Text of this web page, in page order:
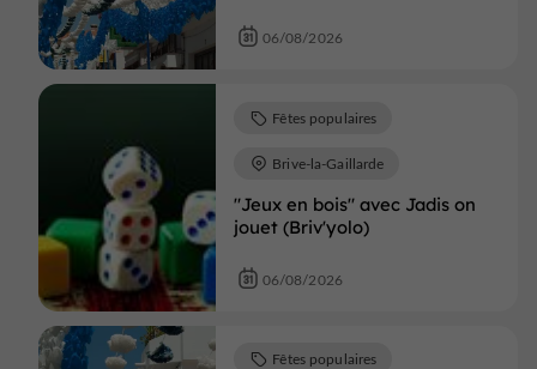
06/08/2026
"Jeux en bois" avec Jadis on
jouet (Briv'yolo)
Fêtes populaires
Brive-la-Gaillarde
06/08/2026
Fêtes populaires